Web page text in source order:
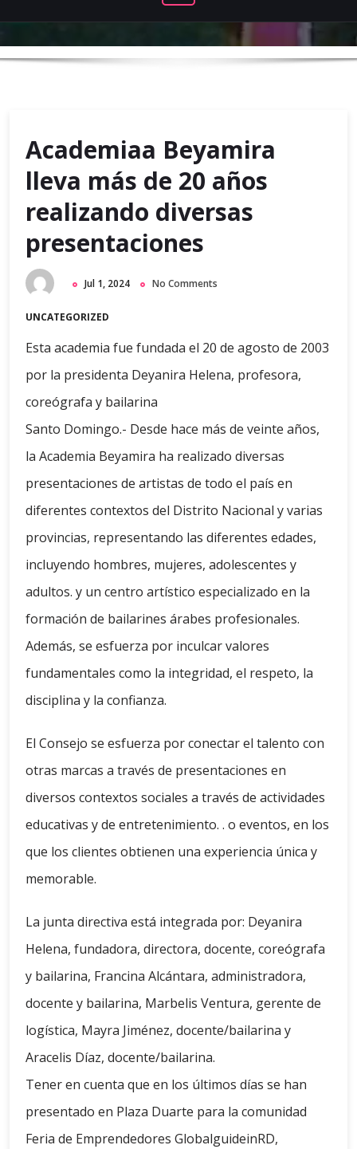
Academiaa Beyamira
lleva más de 20 años
realizando diversas
presentaciones
Jul 1, 2024 No Comments
UNCATEGORIZED
Esta academia fue fundada el 20 de agosto de 2003
por la presidenta Deyanira Helena, profesora,
coreógrafa y bailarina
Santo Domingo.- Desde hace más de veinte años,
la Academia Beyamira ha realizado diversas
presentaciones de artistas de todo el país en
diferentes contextos del Distrito Nacional y varias
provincias, representando las diferentes edades,
incluyendo hombres, mujeres, adolescentes y
adultos. y un centro artístico especializado en la
formación de bailarines árabes profesionales.
Además, se esfuerza por inculcar valores
fundamentales como la integridad, el respeto, la
disciplina y la confianza.
El Consejo se esfuerza por conectar el talento con
otras marcas a través de presentaciones en
diversos contextos sociales a través de actividades
educativas y de entretenimiento. . o eventos, en los
que los clientes obtienen una experiencia única y
memorable.
La junta directiva está integrada por: Deyanira
Helena, fundadora, directora, docente, coreógrafa
y bailarina, Francina Alcántara, administradora,
docente y bailarina, Marbelis Ventura, gerente de
logística, Mayra Jiménez, docente/bailarina y
Aracelis Díaz, docente/bailarina.
Tener en cuenta que en los últimos días se han
presentado en Plaza Duarte para la comunidad
Feria de Emprendedores GlobalguideinRD,